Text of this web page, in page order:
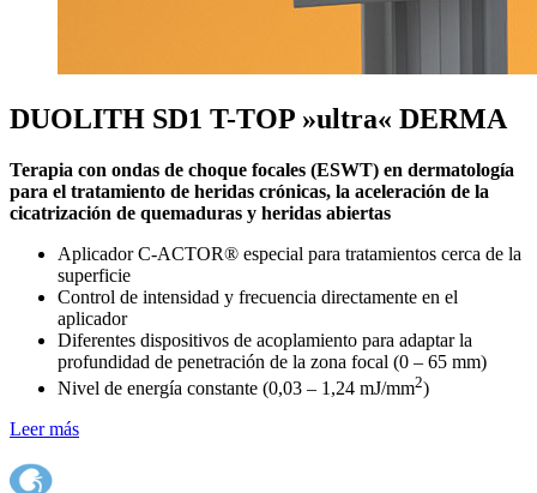
DUOLITH SD1 T-TOP »ultra« DERMA
Terapia con ondas de choque focales (ESWT) en dermatología
para el tratamiento de heridas crónicas, la aceleración de la
cicatrización de quemaduras y heridas abiertas
Aplicador C-ACTOR® especial para tratamientos cerca de la
superficie
Control de intensidad y frecuencia directamente en el
aplicador
Diferentes dispositivos de acoplamiento para adaptar la
profundidad de penetración de la zona focal (0 – 65 mm)
Nivel de energía constante (0,03 – 1,24 mJ/mm2)
Leer más